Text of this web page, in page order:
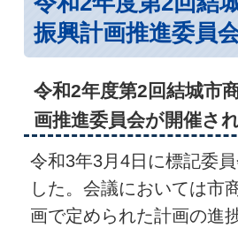
振興計画推進委員
令和2年度第2回結城市
画推進委員会が開催さ
令和3年3月4日に標記委
した。会議においては市
画で定められた計画の進